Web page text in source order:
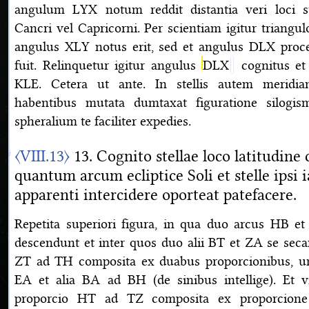
angulum LYX notum reddit distantia veri loci
Cancri vel Capricorni. Per scientiam igitur
angulus XLY notus erit, sed et angulus DLX
fuit. Relinquetur igitur angulus DLX
cognitus
KLE. Cetera ut ante. In stellis autem
habentibus mutata dumtaxat figuratione
spheralium te faciliter expedies.
〈VIII.13〉 13. Cognito stellae loco latitudine
quantum arcum ecliptice Soli et stelle ipsi
apparenti intercidere oporteat patefacere.
Repetita superiori figura, in qua duo arcus HB
descendunt et inter quos duo alii BT et ZA se
ZT ad TH composita ex duabus proporcionibus,
EA et alia BA ad BH (de sinibus intellige). Et
proporcio HT ad TZ composita ex